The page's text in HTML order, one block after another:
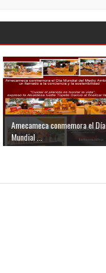
Amecameca conmemora el Día
Mundial ...